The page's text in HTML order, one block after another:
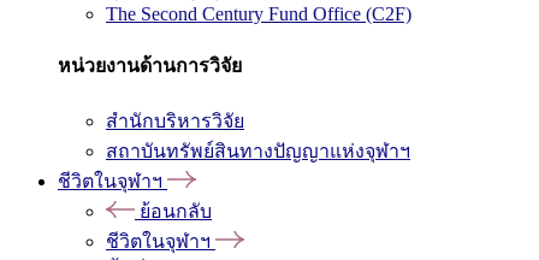
The Second Century Fund Office (C2F)
หน่วยงานด้านการวิจัย
สำนักบริหารวิจัย
สถาบันทรัพย์สินทางปัญญาแห่งจุฬาฯ
ชีวิตในจุฬาฯ
ย้อนกลับ
ชีวิตในจุฬาฯ